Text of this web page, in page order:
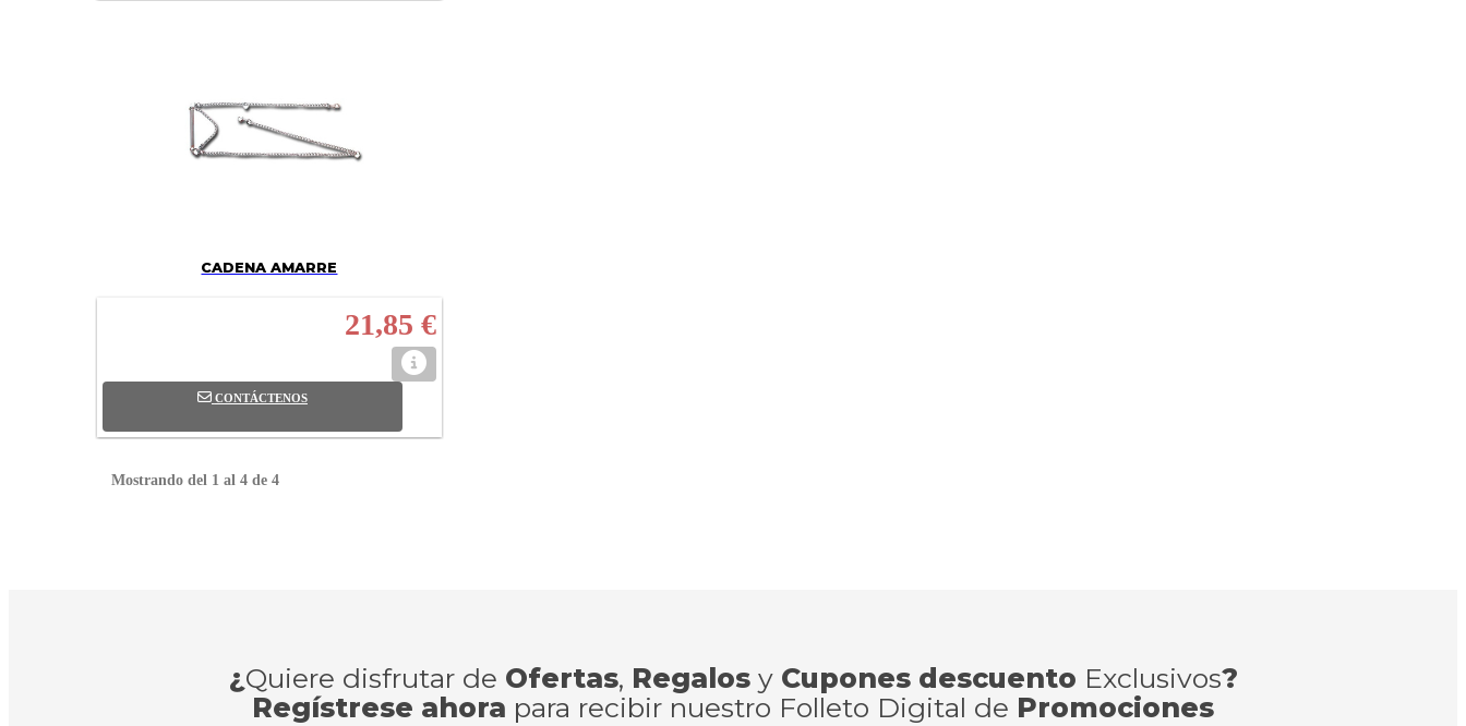
CADENA AMARRE
21,85 €
CONTÁCTENOS
Mostrando del 1 al 4 de 4
¿Quiere disfrutar de Ofertas, Regalosy Cupones descuento Exclusivos?
Regístrese ahora para recibir nuestro Folleto Digital de Promociones